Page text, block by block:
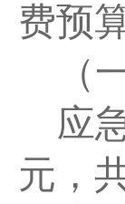
费预
（
应
元，